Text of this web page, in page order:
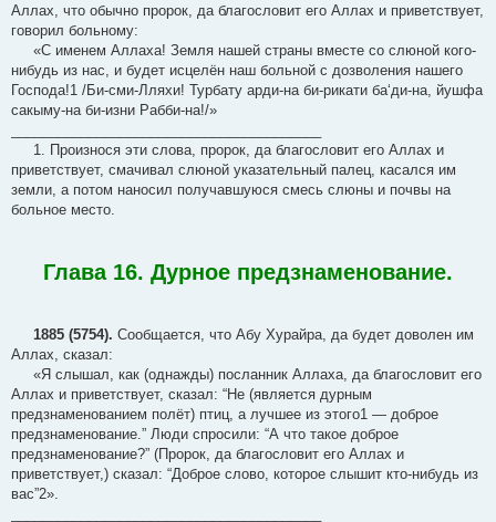
Аллах, что обычно пророк, да благословит его Аллах и приветствует,
говорил больному:
«С именем Аллаха! Земля нашей страны вместе со слюной кого-
нибудь из нас, и будет исцелён наш больной с дозволения нашего
Господа!1 /Би-сми-Лляхи! Турбату арди-на би-рикати ба‘ди-на, йушфа
сакыму-на би-изни Рабби-на!/»
1. Произнося эти слова, пророк, да благословит его Аллах и
приветствует, смачивал слюной указательный палец, касался им
земли, а потом наносил получавшуюся смесь слюны и почвы на
больное место.
Глава 16. Дурное предзнаменование.
1885 (5754). Сообщается, что Абу Хурайра, да будет доволен им
Аллах, сказал:
«Я слышал, как (однажды) посланник Аллаха, да благословит его
Аллах и приветствует, сказал: “Не (является дурным
предзнаменованием полёт) птиц, а лучшее из этого1 — доброе
предзнаменование.” Люди спросили: “А что такое доброе
предзнаменование?” (Пророк, да благословит его Аллах и
приветствует,) сказал: “Доброе слово, которое слышит кто-нибудь из
вас”2».